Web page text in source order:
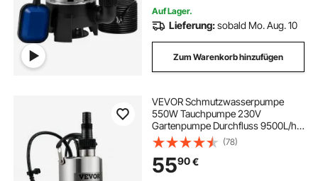
Auf Lager.
Lieferung:sobald Mo. Aug. 10
Zum Warenkorb hinzufügen
VEVOR Schmutzwasserpumpe
550W Tauchpumpe 230V
Gartenpumpe Durchfluss 9500L/h
Schmutzwassertauchpumpe IPX8
Auslass zuschneidbar zum Pumpen
von Wasser aus Schwimmbädern
Teichen Kellern
(78)
5590€